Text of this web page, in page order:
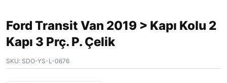
Ford Transit Van 2019 > Kapı Kolu 2
Kapı 3 Prç. P. Çelik
SKU: SDO-YS-L-0676